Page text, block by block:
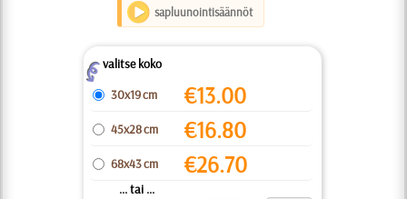
sapluunointisäännöt
Zvalitse koko
30x19 cm
€13.00
45x28 cm €16.80
68x43 cm €26.70
... tai ...